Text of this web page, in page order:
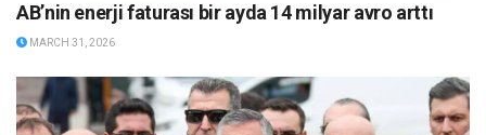
AB’nin enerji faturası bir ayda 14 milyar avro arttı
MARCH 31, 2026